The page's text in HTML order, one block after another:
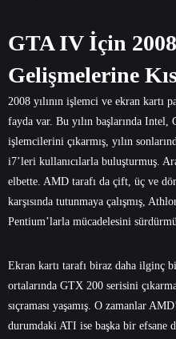
GTA IV İçin 2008
Gelişmelerine
2008 yılının işlemci ve ekran kartı
fayda var. Bu yılın başlarında
işlemcilerini çıkarmış, yılın
i7’leri kullanıcılarla buluşturmuş.
elbette. AMD tarafı da çift, üç ve
karşısında tutunmaya çalışmış,
Pentium’larla mücadelesini
Ekran kartı tarafı biraz daha ilginç
ortalarında GTX 200 serisini
sıçraması yaşamış. O zamanlar
durumdaki ATI ise başka bir efsane